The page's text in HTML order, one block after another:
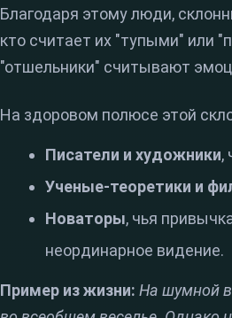
Благодаря этому люди,
кто считает их "тупыми" или
"отшельники" считывают
На здоровом полюсе этой
Писатели и художники,
Ученые-теоретики и
Новаторы, чья
неординарное видение.
Пример из жизни: На шумной